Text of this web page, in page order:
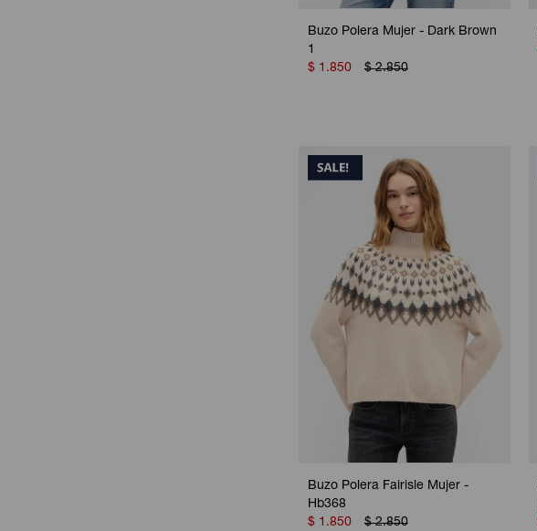
Buzo Polera Mujer - Dark Brown
1
$ 1.850 $ 2.850
Buzo Polera Fairisle Mujer -
Hb368
$ 1.850 $ 2.850